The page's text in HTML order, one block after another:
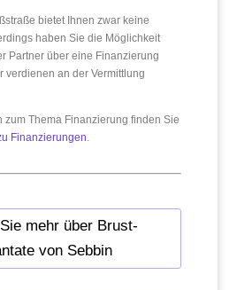
bietet Ihnen zwar keine
haben Sie die Möglichkeit
Partner über eine Finanzierung
verdienen an der Vermittlung
zum Thema Finanzierung finden Sie
Finanzierungen.
mehr über Brust-
von Sebbin